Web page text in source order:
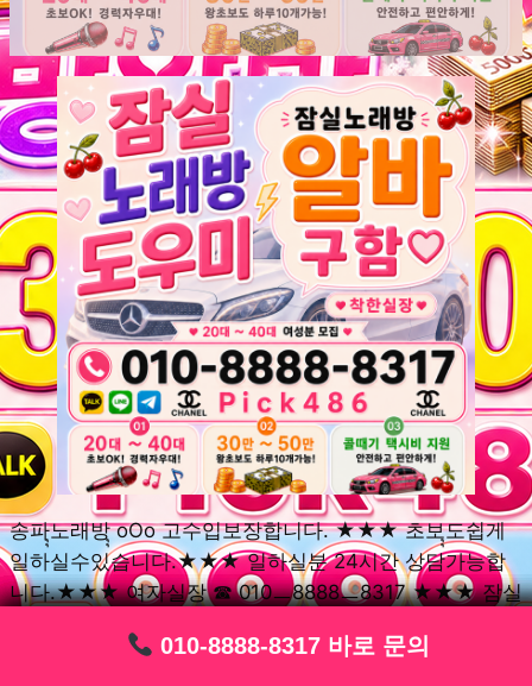
010-8888-8317 바로 문의
010-8888-8317 바로 문의
010-8888-8317 바로 문의
010-8888-8317 바로 문의
010-8888-8317 바로 문의
010-8888-8317 바로 문의
송파ุุ노래방ุุ oOo 고수입보장합니다. ★★★ 초보ุุ도쉽게
일하실수있습니다.★★★ 일하실분 24시간 상담가능합
니다.★★★ 여자실장 ☎ 010ㅡ8888ㅡ8317 ★★★ 잠실
요. 여성ㅣุุ알바ุุㅣ여기 신천동ุุ노래방ุุ ◞✿ 풍납동ุุ노래방ุุ
010-8888-8317 바로 문의
010-8888-8317 바로 문의
010-8888-8317 바로 문의